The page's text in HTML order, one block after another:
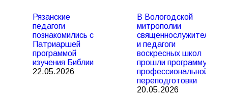
Рязанские
педагоги
познакомились с
Патриаршей
программой
изучения Библии
22.05.2026
В Вологодской
митрополии
священнослужители
и педагоги
воскресных школ
прошли программу
профессиональной
переподготовки
20.05.2026